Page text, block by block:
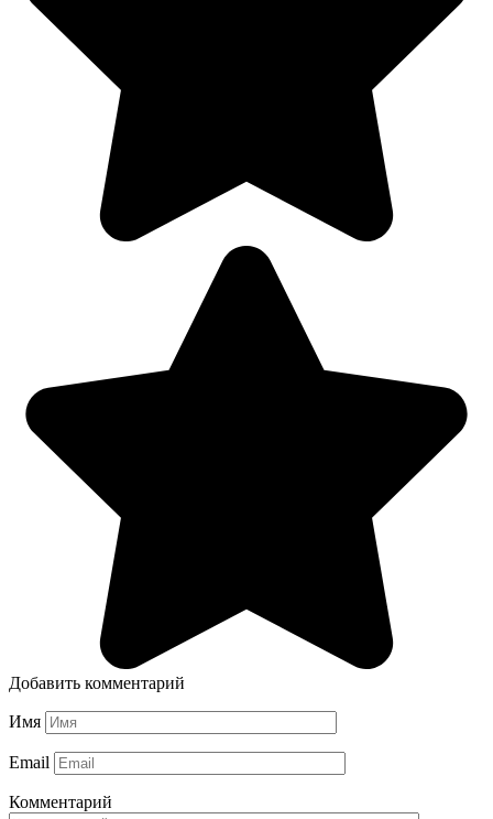
Добавить комментарий
Имя
Email
Комментарий